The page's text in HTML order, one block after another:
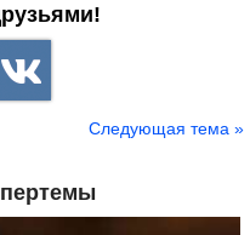
Следующая тема »